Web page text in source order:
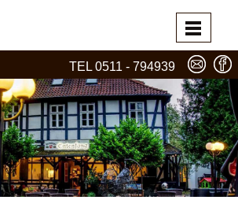
TEL 0511 - 794939